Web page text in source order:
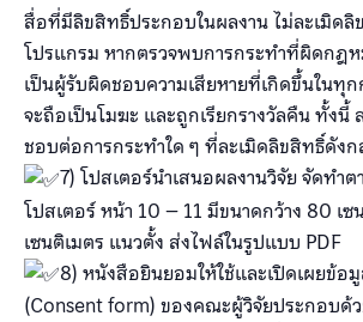
สื่อที่มีลิขสิทธิ์ประกอบในผลงาน ไม่ละเมิดลิ
โปรแกรม หากตรวจพบการกระทำที่ผิดกฎ
เป็นผู้รับผิดชอบความเสียหายที่เกิดขึ้นในทุ
จะถือเป็นโมฆะ และถูกเรียกรางวัลคืน ทั้งนี้
ชอบต่อการกระทำใด ๆ ที่ละเมิดลิขสิทธิ์ดัง
7) โปสเตอร์นำเสนอผลงานวิจัย จัดทำ
โปสเตอร์ หน้า 10 – 11 มีขนาดกว้าง 80 เซ
เซนติเมตร แนวตั้ง ส่งไฟล์ในรูปแบบ PDF
8) หนังสือยินยอมให้ใช้และเปิดเผยข้อ
(Consent form) ของคณะผู้วิจัยประกอบด้